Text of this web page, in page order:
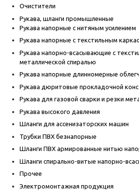
Очистители
Рукава, шланги промышленные
Рукава напорные с нитяным усилением
Рукава напорные с текстильным
Рукава напорно-всасывающие с
металлической спиралью
Рукава напорные длинномерные
Рукава дюритовые прокладочной
Рукава для газовой сварки и резки
Рукава высокого давления
Шланги для ассенизаторских машин
Трубки ПВХ безнапорные
Шланги ПВХ армированные нитью
Шланги спирально-витые напорно-
Прочее
Электромонтажная продукция